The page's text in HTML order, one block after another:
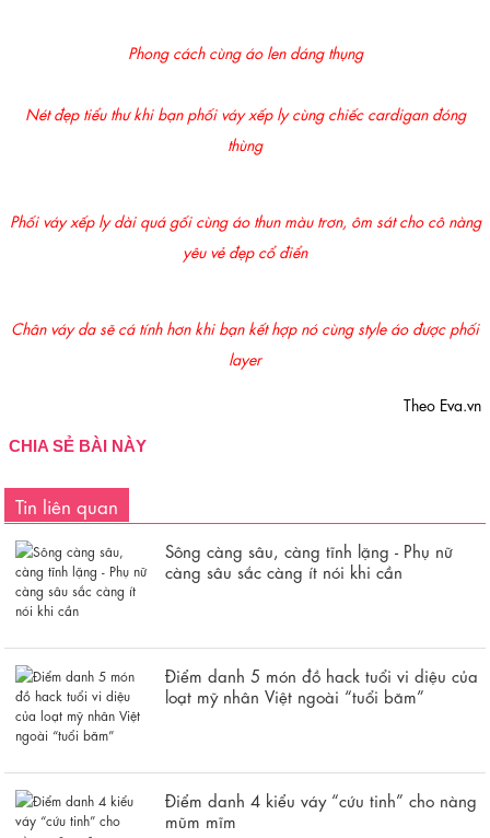
Phong cách cùng áo len dáng thụng
Nét đẹp tiểu thư khi bạn phối váy xếp ly cùng chiếc cardigan đóng
thùng
Phối váy xếp ly dài quá gối cùng áo thun màu trơn, ôm sát cho cô nàng
yêu vẻ đẹp cổ điển
Chân váy da sẽ cá tính hơn khi bạn kết hợp nó cùng style áo được phối
layer
Theo Eva.vn
CHIA SẺ BÀI NÀY
Tin liên quan
Sông càng sâu, càng tĩnh lặng - Phụ nữ
càng sâu sắc càng ít nói khi cần
Điểm danh 5 món đồ hack tuổi vi diệu của
loạt mỹ nhân Việt ngoài “tuổi băm”
Điểm danh 4 kiểu váy “cứu tinh” cho nàng
mũm mĩm